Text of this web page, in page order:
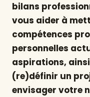
bilans
vous aider à
compétences
personnelles
aspirations,
(re)définir un
envisager votre